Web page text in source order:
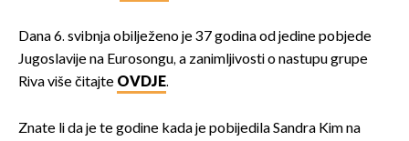
Dana 6. svibnja obilježeno je 37 godina od jedine pobjede
Jugoslavije na Eurosongu, a zanimljivosti o nastupu grupe
Riva više čitajte OVDJE.
Znate li da je te godine kada je pobijedila Sandra Kim na